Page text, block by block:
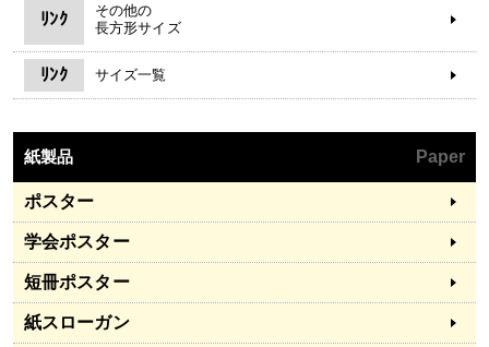
ﾘﾝｸ
その他の
長方形サイズ
ﾘﾝｸ サイズ一覧
紙製品 Paper
ポスター
学会ポスター
短冊ポスター
紙スローガン